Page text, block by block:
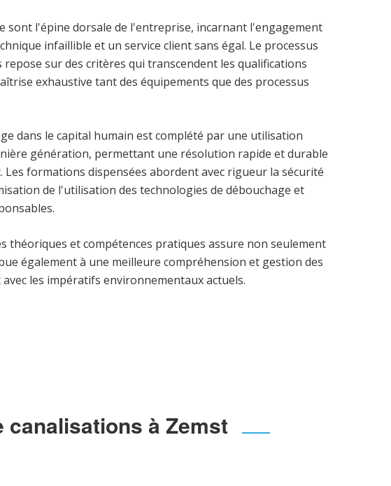
sont l'épine dorsale de l'entreprise, incarnant l'engagement
infaillible et un service client sans égal. Le processus
sur des critères qui transcendent les qualifications
exhaustive tant des équipements que des processus
dans le capital humain est complété par une utilisation
génération, permettant une résolution rapide et durable
formations dispensées abordent avec rigueur la sécurité
de l'utilisation des technologies de débouchage et
théoriques et compétences pratiques assure non seulement
également à une meilleure compréhension et gestion des
les impératifs environnementaux actuels.
à Zemst